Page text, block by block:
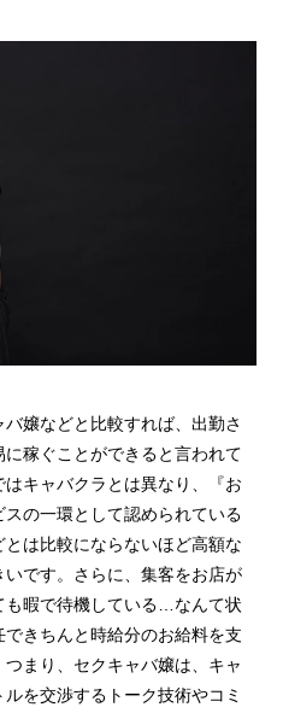
店
Paradise
ー 一切なし！
嬢などと比較すれば、出勤さ
稼ぐことができると言われて
キャバクラとは異なり、『お
の一環として認められている
は比較にならないほど高額な
です。さらに、集客をお店が
も暇で待機している…なんて状
きちんと時給分のお給料を支
まり、セクキャバ嬢は、キャ
を交渉するトーク技術やコミ